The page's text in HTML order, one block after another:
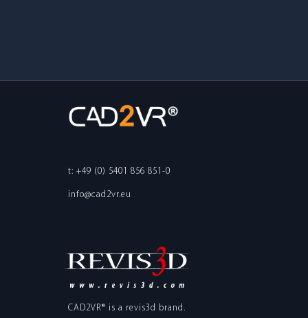
t: +49 (0) 5401 856 851-0
info@cad2vr.eu
CAD2VR® is a revis3d brand.